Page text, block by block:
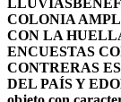
LLUVIAS
COLONIA
CON LA
ENCUESTAS
CONTRERAS
DEL PAÍS Y